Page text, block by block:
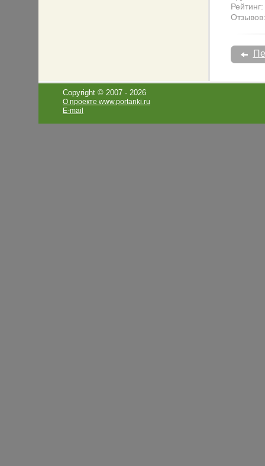
Рейтинг:
Отзывов:
Copyright © 2007 - 2026
О проекте www.portanki.ru
E-mail